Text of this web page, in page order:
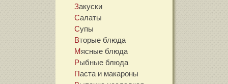
Закуски
Салаты
Супы
Вторые блюда
Мясные блюда
Рыбные блюда
Паста и макароны